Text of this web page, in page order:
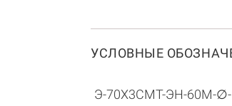
УСЛОВНЫЕ
Э-70Х3СМТ-ЭН-60М-